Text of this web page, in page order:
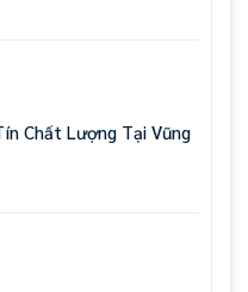
Chất Lượng Tại Vũng